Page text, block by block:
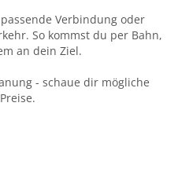
Verbindung oder
So kommst du per Bahn,
an dein Ziel.
- schaue dir mögliche